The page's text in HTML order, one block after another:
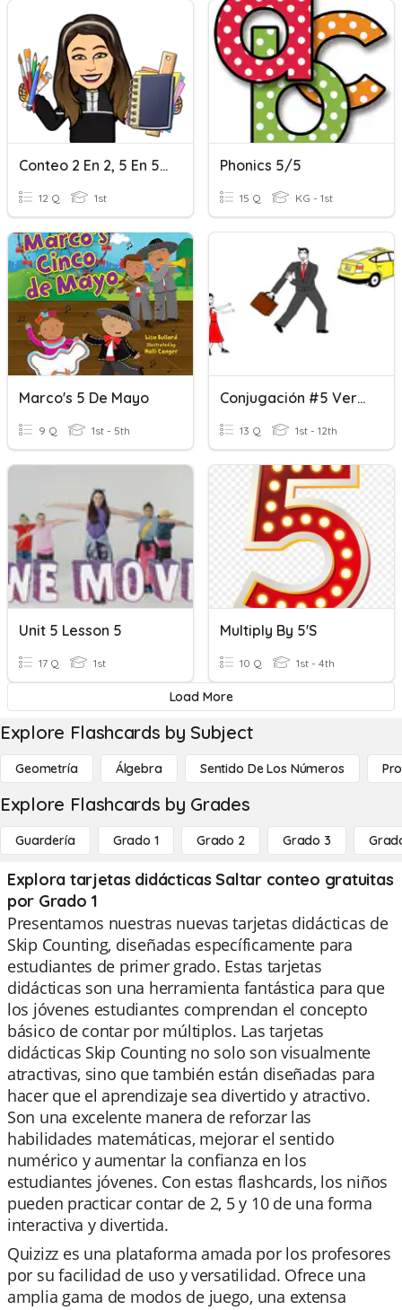
Conteo 2 En 2, 5 En 5, 10 En 10
12 Q 1st
Phonics 5/5
15 Q KG - 1st
Marco's 5 De Mayo
9 Q 1st - 5th
Conjugación #5 Verbo Ir
13 Q 1st - 12th
Unit 5 Lesson 5
17 Q 1st
Multiply By 5's
10 Q 1st - 4th
Load More
Explore Flashcards by Subject
Geometría Álgebra Sentido De Los Números
Explore Flashcards by Grades
Guardería Grado 1 Grado 2 Grado 3
Explora tarjetas didácticas Saltar conteo gratuitas
por Grado 1
Presentamos nuestras nuevas tarjetas didácticas de
Skip Counting, diseñadas específicamente para
estudiantes de primer grado. Estas tarjetas
didácticas son una herramienta fantástica para que
los jóvenes estudiantes comprendan el concepto
básico de contar por múltiplos. Las tarjetas
didácticas Skip Counting no solo son visualmente
atractivas, sino que también están diseñadas para
hacer que el aprendizaje sea divertido y atractivo.
Son una excelente manera de reforzar las
habilidades matemáticas, mejorar el sentido
numérico y aumentar la confianza en los
estudiantes jóvenes. Con estas flashcards, los niños
pueden practicar contar de 2, 5 y 10 de una forma
interactiva y divertida.
Quizizz es una plataforma amada por los profesores
por su facilidad de uso y versatilidad. Ofrece una
amplia gama de modos de juego, una extensa